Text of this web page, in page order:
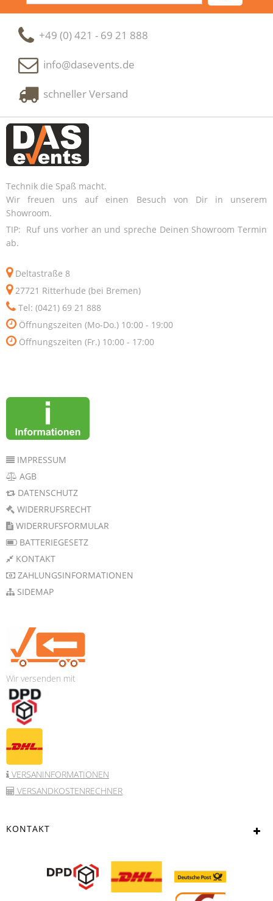
+49 (0) 421 - 69 21 888
info@dasevents.de
schneller Versand
Technik die Spaß macht.
Wir freuen uns auf einen Besuch von Dir in unserem
Showroom.
TIP: Ruf uns vorher an und spreche Deinen Showroom Termin
ab.
Deltastraße 8
27721 Ritterhude (bei Bremen)
Tel: (0421) 69 21 888
Öffnungszeiten (Mo-Do.) 10:00 - 19:00
Öffnungszeiten (Fr.) 10:00 - 17:00
IMPRESSUM
AGB
DATENSCHUTZ
WIDERRUFSRECHT
WIDERRUFSFORMULAR
BATTERIEGESETZ
KONTAKT
ZAHLUNGSINFORMATIONEN
SIDEMAP
Wir versenden mit
VERSANINFORMATIONEN
VERSANDKOSTENRECHNER
KONTAKT